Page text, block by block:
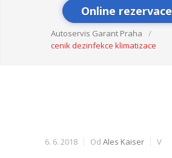
Online rezervace
Autoservis Garant Praha
/
cenik dezinfekce klimatizace
6. 6. 2018 Od Ales Kaiser V